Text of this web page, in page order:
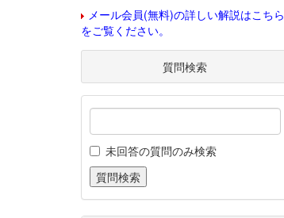
メール会員(無料)の詳しい解説はこちら
をご覧ください。
質問検索
未回答の質問のみ検索